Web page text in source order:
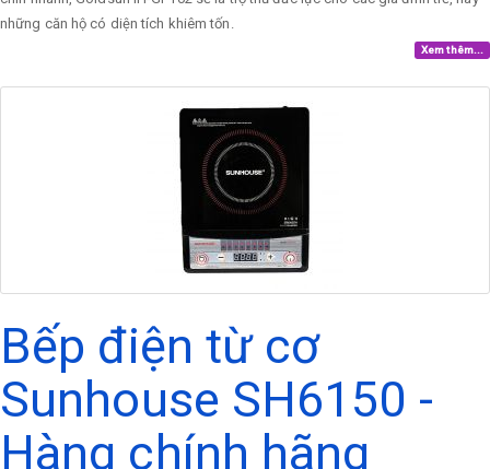
những căn hộ có diện tích khiêm tốn.
Xem thêm...
Bếp điện từ cơ
Sunhouse SH6150 -
Hàng chính hãng